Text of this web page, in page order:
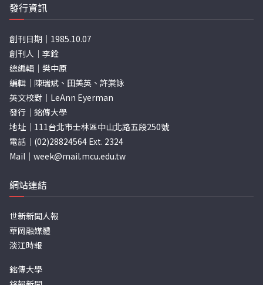
發行資訊
創刊日期｜1985.10.07
創刊人｜李銓
總編輯｜樊中原
編輯｜陳瑞斌、田美英、許棠詠
英文校對｜LeAnn Eyerman
發行｜銘傳大學
地址｜111台北市士林區中山北路五段250號
電話｜(02)28824564 Ext. 2324
Mail｜ week@mail.mcu.edu.tw
網站連結
世新新聞人報
華岡融媒體
淡江時報
銘傳大學